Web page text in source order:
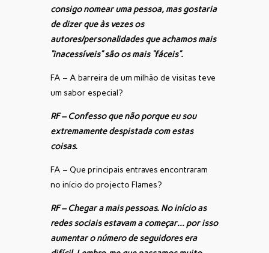
consigo nomear uma pessoa, mas gostaria
de dizer que às vezes os
autores/personalidades que achamos mais
“inacessíveis” são os mais “fáceis”.
FA – A barreira de um milhão de visitas teve
um sabor especial?
RF – Confesso que não porque eu sou
extremamente despistada com estas
coisas.
FA – Que principais entraves encontraram
no início do projecto Flames?
RF – Chegar a mais pessoas. No início as
redes sociais estavam a começar… por isso
aumentar o número de seguidores era